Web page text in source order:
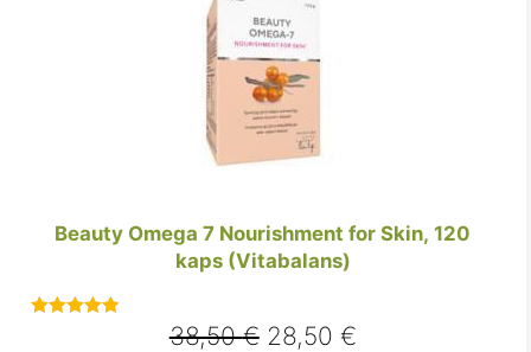
Beauty Omega 7 Nourishment for Skin, 120
kaps (Vitabalans)
38,50€ Alkuperäinen
28,50 €Nykyinen